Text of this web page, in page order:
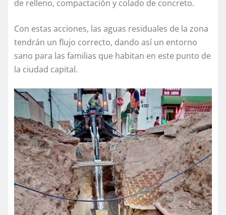
de relleno, compactación y colado de concreto.
Con estas acciones, las aguas residuales de la zona
tendrán un flujo correcto, dando así un entorno
sano para las familias que habitan en este punto de
la ciudad capital.